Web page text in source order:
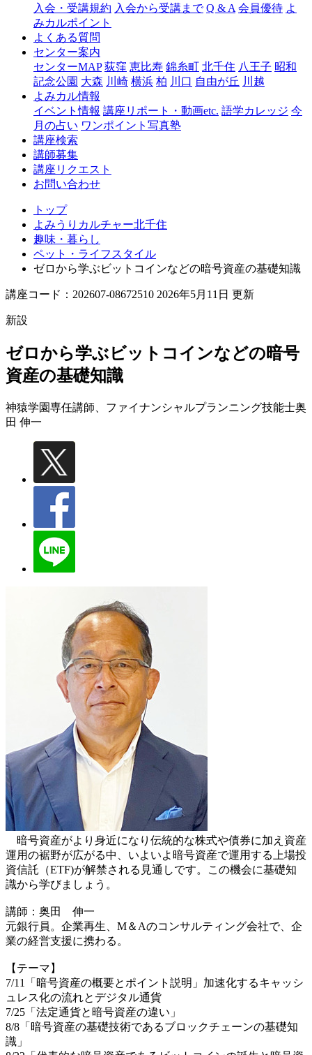
ャ
千
入会・受講規約 入会から受講まで Q & A 会員優待 よ
みカルポイント
よくある質問
センター案内
センターMAP 荻窪 恵比寿 錦糸町 北千住 八王子 昭和
記念公園 大森 川崎 横浜 柏 川口 自由が丘 川越
よみカル情報
イベント情報 講座リポート・動画etc. 語学カレッジ 今
月の占い ワンポイント写真塾
講座検索
講師募集
講座リクエスト
お問い合わせ
トップ
よみうりカルチャー北千住
趣味・暮らし
ペット・ライフスタイル
ゼロから学ぶビットコインなどの暗号資産の基礎知識
講座コード：202607-08672510 2026年5月11日 更新
新設
ゼロから学ぶビットコインなどの暗号
資産の基礎知識
神猿学園専任講師、ファイナンシャルプランニング技能士奥
田 伸一
暗号資産がより身近になり伝統的な株式や債券に加え資産
運用の裾野が広がる中、いよいよ暗号資産で運用する上場投
資信託（ETF)が解禁される見通しです。この機会に基礎知
識から学びましょう。
講師：奥田 伸一
元銀行員。企業再生、M＆Aのコンサルティング会社で、企
業の経営支援に携わる。
【テーマ】
7/11「暗号資産の概要とポイント説明」加速化するキャッシ
ュレス化の流れとデジタル通貨
7/25「法定通貨と暗号資産の違い」
8/8「暗号資産の基礎技術であるブロックチェーンの基礎知
識」